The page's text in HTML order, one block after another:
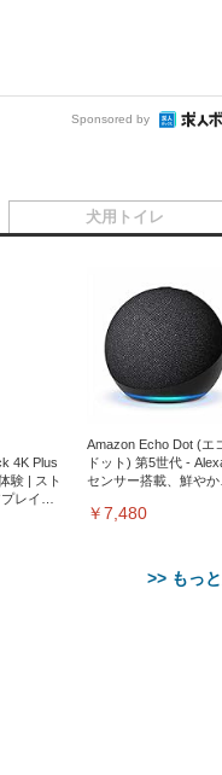
Sponsored by
4K Plus
験 | スト
レイヤ
Amazon Echo Dot (エ
ドット) 第5世代 -
センサー搭載、鮮やか
￥7,480
>> もっ
犬用トイレ